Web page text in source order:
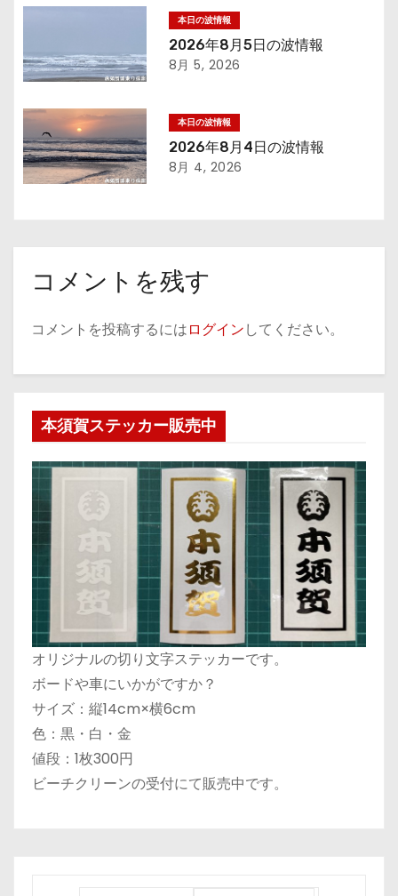
ン
本日の波情報
2026年8月5日の波情報
8月 5, 2026
本日の波情報
2026年8月4日の波情報
8月 4, 2026
コメントを残す
コメントを投稿するにはログインしてください。
本須賀ステッカー販売中
オリジナルの切り文字ステッカーです。
ボードや車にいかがですか？
サイズ：縦14cm×横6cm
色：黒・白・金
値段：1枚300円
ビーチクリーンの受付にて販売中です。